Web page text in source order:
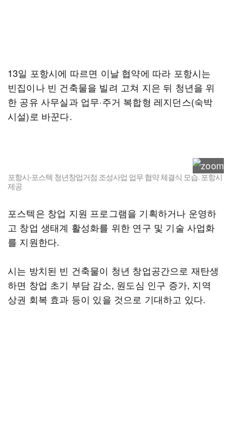
13일 포항시에 따르면 이날 협약에 따라 포항시는
빈집이나 빈 건축물을 빌려 고쳐 지은 뒤 청년을 위
한 공유 사무실과 업무·주거 복합형 레지던스(숙박
시설)로 바꾼다.
포항시-포스텍 청년창업거점 조성사업 업무 협약 체결식 모습. 포항시
제공
포스텍은 창업 지원 프로그램을 기획하거나 운영하
고 창업 생태계 활성화를 위한 연구 및 기술 사업화
를 지원한다.
시는 방치된 빈 건축물이 청년 창업공간으로 재탄생
하면 창업 초기 부담 감소, 원도심 인구 증가, 지역
상권 회복 효과 등이 있을 것으로 기대하고 있다.